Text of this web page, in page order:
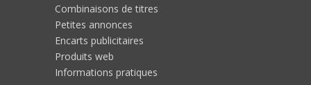
Combinaisons de titres
Petites annonces
Encarts publicitaires
Produits web
Informations pratiques